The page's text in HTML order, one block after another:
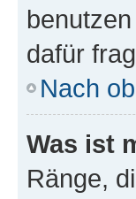
dafür
Nach
Was ist
Ränge,